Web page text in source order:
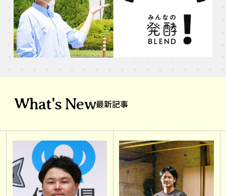
What's New最新記事